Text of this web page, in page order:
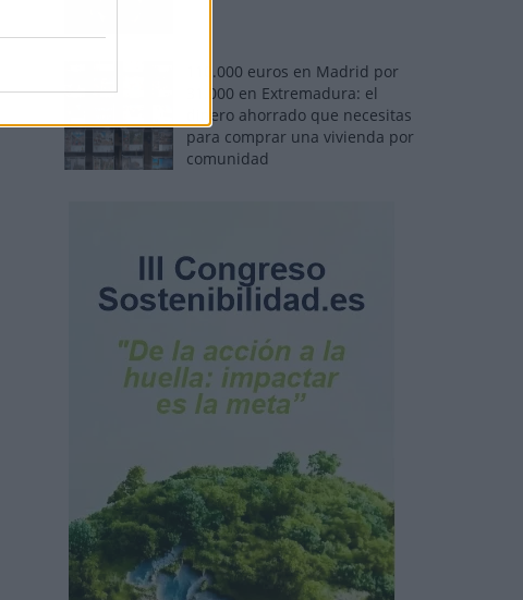
110.000 euros en Madrid por
31.000 en Extremadura: el
dinero ahorrado que necesitas
para comprar una vivienda por
comunidad